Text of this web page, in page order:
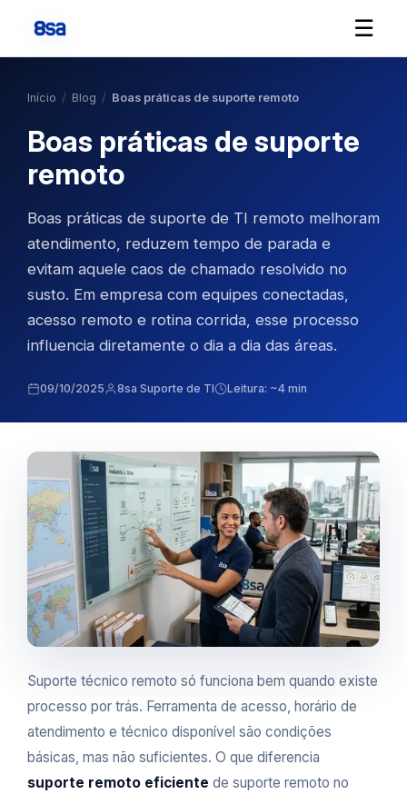
☰
Início / Blog / Boas práticas de suporte remoto
Boas práticas de suporte
remoto
Boas práticas de suporte de TI remoto melhoram
atendimento, reduzem tempo de parada e
evitam aquele caos de chamado resolvido no
susto. Em empresa com equipes conectadas,
acesso remoto e rotina corrida, esse processo
influencia diretamente o dia a dia das áreas.
09/10/2025 8sa Suporte de TI Leitura: ~4 min
Suporte técnico remoto só funciona bem quando existe
processo por trás. Ferramenta de acesso, horário de
atendimento e técnico disponível são condições
básicas, mas não suficientes. O que diferencia
suporte remoto eficiente de suporte remoto no